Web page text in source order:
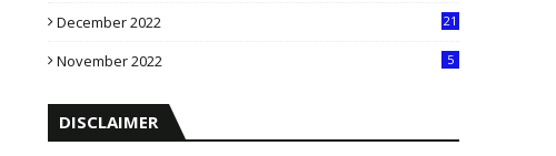
December 2022
21
November 2022 5
DISCLAIMER